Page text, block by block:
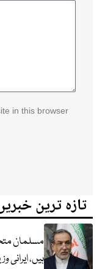
in this browser
تازہ ترین
مسلمان
ہیں، ایرانی